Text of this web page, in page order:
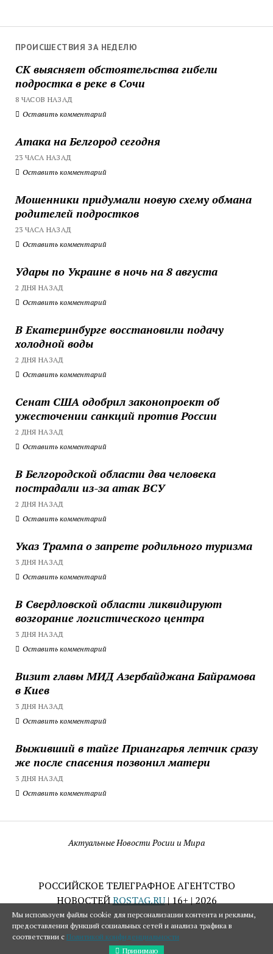
ПРОИСШЕСТВИЯ ЗА НЕДЕЛЮ
СК выясняет обстоятельства гибели
подростка в реке в Сочи
8 ЧАСОВ НАЗАД
Оставить комментарий
Атака на Белгород сегодня
23 ЧАСА НАЗАД
Оставить комментарий
Мошенники придумали новую схему обмана
родителей подростков
23 ЧАСА НАЗАД
Оставить комментарий
Удары по Украине в ночь на 8 августа
2 ДНЯ НАЗАД
Оставить комментарий
В Екатеринбурге восстановили подачу
холодной воды
2 ДНЯ НАЗАД
Оставить комментарий
Сенат США одобрил законопроект об
ужесточении санкций против России
2 ДНЯ НАЗАД
Оставить комментарий
В Белгородской области два человека
пострадали из-за атак ВСУ
2 ДНЯ НАЗАД
Оставить комментарий
Указ Трампа о запрете родильного туризма
3 ДНЯ НАЗАД
Оставить комментарий
В Свердловской области ликвидируют
возгорание логистического центра
3 ДНЯ НАЗАД
Оставить комментарий
Визит главы МИД Азербайджана Байрамова
в Киев
3 ДНЯ НАЗАД
Оставить комментарий
Выживший в тайге Приангарья летчик сразу
же после спасения позвонил матери
3 ДНЯ НАЗАД
Оставить комментарий
Актуальные Новости Росии и Мира
РОССИЙСКОЕ ТЕЛЕГРАФНОЕ АГЕНТСТВО
НОВОСТЕЙROSTAG.RU| 16+ | 2026
Мы используем файлы cookie для персонализации контента и рекламы,
предоставления функций социальных сетей и анализа трафика в
соответствии с Политикой конфиденциальности
Принимаю